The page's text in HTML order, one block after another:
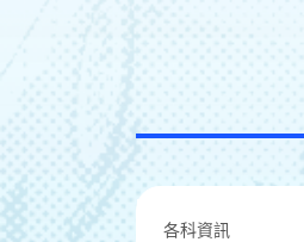
各科資訊